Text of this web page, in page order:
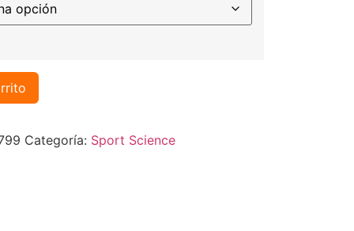
Categoría: Sport Science